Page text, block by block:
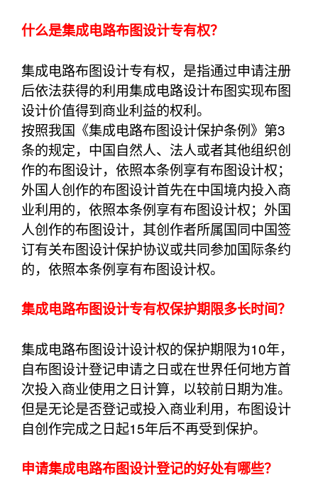
什么是集成电路布图设计专有权？
集成电路布图设计专有权，是指通过申请注册
后依法获得的利用集成电路设计布图实现布图
设计价值得到商业利益的权利。
按照我国《集成电路布图设计保护条例》第3
条的规定，中国自然人、法人或者其他组织创
作的布图设计，依照本条例享有布图设计权；
外国人创作的布图设计首先在中国境内投入商
业利用的，依照本条例享有布图设计权；外国
人创作的布图设计，其创作者所属国同中国签
订有关布图设计保护协议或共同参加国际条约
的，依照本条例享有布图设计权。
集成电路布图设计专有权保护期限多长时间？
集成电路布图设计设计权的保护期限为10年，
自布图设计登记申请之日或在世界任何地方首
次投入商业使用之日计算，以较前日期为准。
但是无论是否登记或投入商业利用，布图设计
自创作完成之日起15年后不再受到保护。
申请集成电路布图设计登记的好处有哪些？